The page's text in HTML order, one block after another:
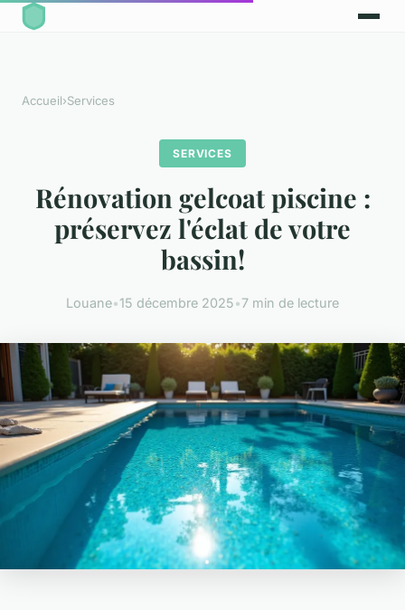
Accueil›Services
SERVICES
Rénovation gelcoat piscine :
préservez l'éclat de votre
bassin!
Louane•15 décembre 2025•7 min de lecture